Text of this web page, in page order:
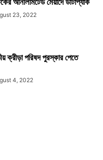
আনলিমিটেড মেয়াদে ডাটাপ্যাক
23, 2022
ক্রীড়া পরিষদ পুরস্কার পেতে
4, 2022